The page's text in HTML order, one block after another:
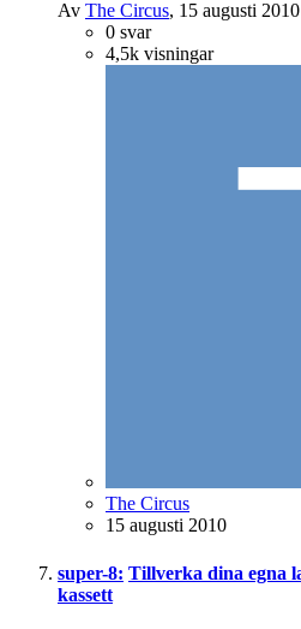
Av The Circus, 15 augusti 2010
0 svar
4,5k visningar
The Circus
15 augusti 2010
super-8: Tillverka dina egna
kassett